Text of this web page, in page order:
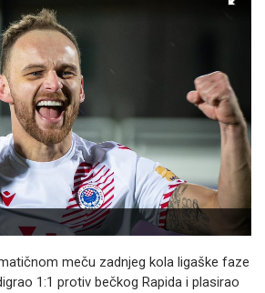
meču zadnjeg kola ligaške faze
1:1 protiv bečkog Rapida i plasirao